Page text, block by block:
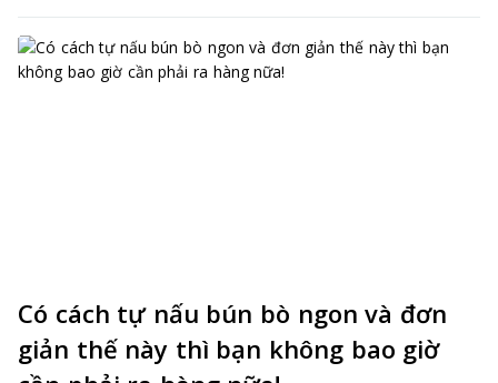
Có cách tự nấu bún bò ngon và đơn
giản thế này thì bạn không bao giờ